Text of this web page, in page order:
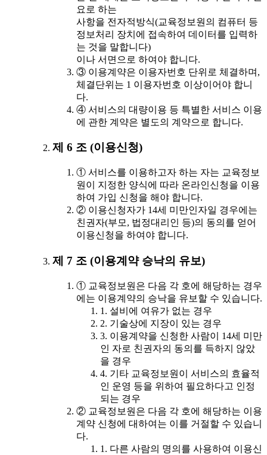
요로 하는
사항을 전자적방식(교육정보원의 컴퓨터 등
정보처리 장치에 접속하여 데이터를 입력하
는 것을 말합니다)
이나 서면으로 하여야 합니다.
③ 이용계약은 이용자번호 단위로 체결하며,
체결단위는 1 이용자번호 이상이어야 합니
다.
④ 서비스의 대량이용 등 특별한 서비스 이용
에 관한 계약은 별도의 계약으로 합니다.
제 6 조 (이용신청)
① 서비스를 이용하고자 하는 자는 교육정보
원이 지정한 양식에 따라 온라인신청을 이용
하여 가입 신청을 해야 합니다.
② 이용신청자가 14세 미만인자일 경우에는
친권자(부모, 법정대리인 등)의 동의를 얻어
이용신청을 하여야 합니다.
제 7 조 (이용계약 승낙의 유보)
① 교육정보원은 다음 각 호에 해당하는 경우
에는 이용계약의 승낙을 유보할 수 있습니다.
1. 설비에 여유가 없는 경우
2. 기술상에 지장이 있는 경우
3. 이용계약을 신청한 사람이 14세 미만
인 자로 친권자의 동의를 득하지 않았
을 경우
4. 기타 교육정보원이 서비스의 효율적
인 운영 등을 위하여 필요하다고 인정
되는 경우
② 교육정보원은 다음 각 호에 해당하는 이용
계약 신청에 대하여는 이를 거절할 수 있습니
다.
1. 다른 사람의 명의를 사용하여 이용신